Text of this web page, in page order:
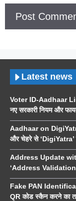
Latest news
Voter ID-Aadhaar
नए सरकारी नियम और
Aadhaar on
और चेहरे से ‘DigiYatra’
Address Update
‘Address Validation
Fake PAN
QR कोड स्कैन करने का